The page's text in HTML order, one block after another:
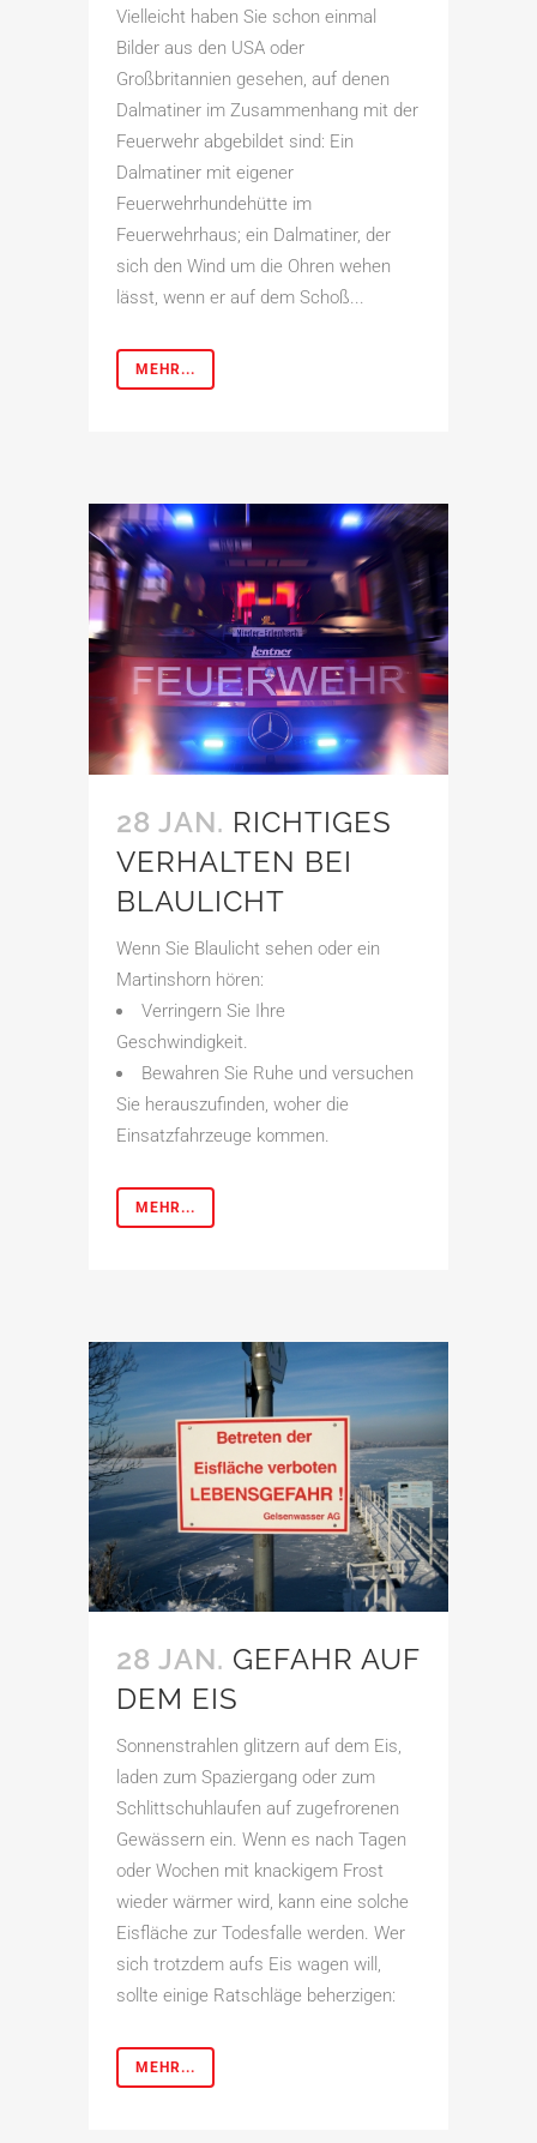
Vielleicht haben Sie schon einmal
Bilder aus den USA oder
Großbritannien gesehen, auf denen
Dalmatiner im Zusammenhang mit der
Feuerwehr abgebildet sind: Ein
Dalmatiner mit eigener
Feuerwehrhundehütte im
Feuerwehrhaus; ein Dalmatiner, der
sich den Wind um die Ohren wehen
lässt, wenn er auf dem Schoß...
MEHR...
28 JAN. RICHTIGES
VERHALTEN BEI
BLAULICHT
Wenn Sie Blaulicht sehen oder ein
Martinshorn hören:
Verringern Sie Ihre
Geschwindigkeit.
Bewahren Sie Ruhe und versuchen
Sie herauszufinden, woher die
Einsatzfahrzeuge kommen.
MEHR...
28 JAN. GEFAHR AUF
DEM EIS
Sonnenstrahlen glitzern auf dem Eis,
laden zum Spaziergang oder zum
Schlittschuhlaufen auf zugefrorenen
Gewässern ein. Wenn es nach Tagen
oder Wochen mit knackigem Frost
wieder wärmer wird, kann eine solche
Eisfläche zur Todesfalle werden. Wer
sich trotzdem aufs Eis wagen will,
sollte einige Ratschläge beherzigen:
MEHR...